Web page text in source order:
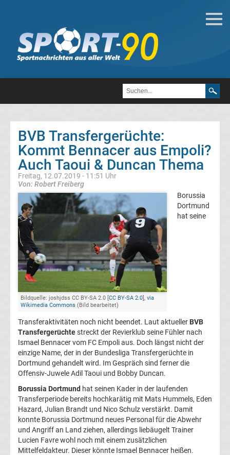
Fußball
Bundesliga
3.
Liga
DFB-
Pokal
Champions
League
Europa
League
Europa
Conference
League
Premier
League
BVB Transfergerüchte:
Kommt Bennacer aus Empoli?
Auch Taoui & Duncan Thema
Freitag, 12.07.2019 - 11:51 Uhr
Von: Robert Freiberg
Bildquelle: joshjdss CC BY-SA 2.0 [CC BY-SA 2.0], via
Wikimedia Commons (Bild bearbeitet)
Borussia
Dortmund
hat seine
Transferaktivitäten noch nicht beendet. Laut aktueller BVB
Transfergerüchtestreckt der Revierklub seine Fühler nach
Ismael Bennacer vom FC Empoli aus. Doch längst nicht der
einzige Name, der in der Bundesliga Transfergerüchte in
Dortmund gehandelt wird. Im Gespräch sind ferner die
Offensiv-Juwele Adil Taoui und Bobby Duncan.
Borussia Dortmund hat seinen Kader in der laufenden
Transferperiode bereits hochkarätig mit Mats Hummels, Eden
Hazard, Julian Brandt und Nico Schulz verstärkt. Damit
konnte Borussia Dortmund neues Personal für die Abwehr
und Angriff an Land ziehen, allerdings liebäugelt Trainer
Lucien Favre wohl noch mit einem zusätzlichen
Mittelfeldakteur. Dieser könnte Ismael Bennacer heißen.